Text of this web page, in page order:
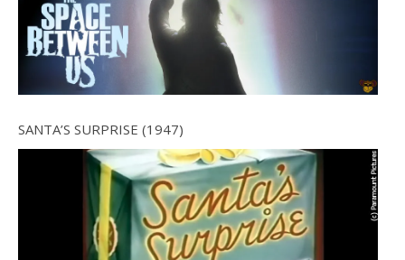
SANTA’S SURPRISE (1947)